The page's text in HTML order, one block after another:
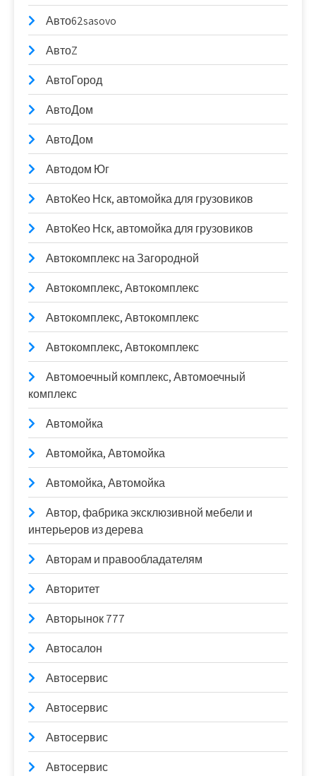
Авто62sasovo
АвтоZ
АвтоГород
АвтоДом
АвтоДом
Автодом Юг
АвтоКео Нск, автомойка для грузовиков
АвтоКео Нск, автомойка для грузовиков
Автокомплекс на Загородной
Автокомплекс, Автокомплекс
Автокомплекс, Автокомплекс
Автокомплекс, Автокомплекс
Автомоечный комплекс, Автомоечный
комплекс
Автомойка
Автомойка, Автомойка
Автомойка, Автомойка
Автор, фабрика эксклюзивной мебели и
интерьеров из дерева
Авторам и правообладателям
Авторитет
Авторынок 777
Автосалон
Автосервис
Автосервис
Автосервис
Автосервис